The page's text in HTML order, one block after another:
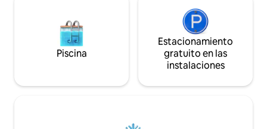
Piscina
Estacionamiento
gratuito en las
instalaciones